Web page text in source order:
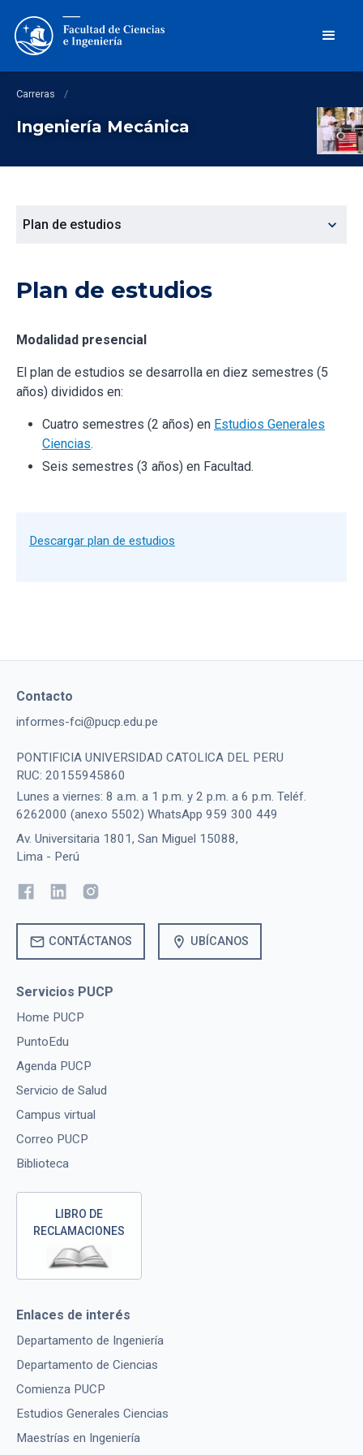
Carreras /
Ingeniería Mecánica
Plan de estudios expand_more
Plan de estudios
Modalidad presencial
El plan de estudios se desarrolla en diez semestres (5
años) divididos en:
Cuatro semestres (2 años) en Estudios Generales
Ciencias.
Seis semestres (3 años) en Facultad.
Descargar plan de estudios
Contacto
informes-fci@pucp.edu.pe
PONTIFICIA UNIVERSIDAD CATOLICA DEL PERU
RUC: 20155945860
Lunes a viernes: 8 a.m. a 1 p.m. y 2 p.m. a 6 p.m. Teléf.
6262000 (anexo 5502) WhatsApp 959 300 449
Av. Universitaria 1801, San Miguel 15088,
Lima - Perú
mail CONTÁCTANOS location_on UBÍCANOS
Servicios PUCP
Home PUCP
PuntoEdu
Agenda PUCP
Servicio de Salud
Campus virtual
Correo PUCP
Biblioteca
LIBRO DE
RECLAMACIONES
Enlaces de interés
Departamento de Ingeniería
Departamento de Ciencias
Comienza PUCP
Estudios Generales Ciencias
Maestrías en Ingeniería